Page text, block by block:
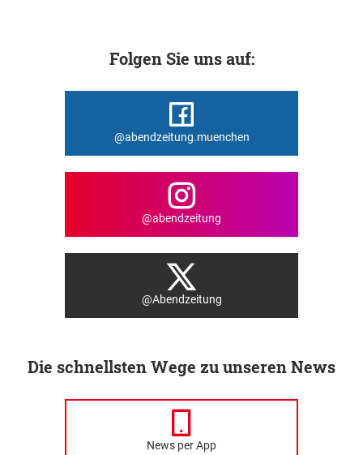
Folgen Sie uns auf:
@abendzeitung.muenchen
@abendzeitung
@Abendzeitung
Die schnellsten Wege zu unseren News
News per App